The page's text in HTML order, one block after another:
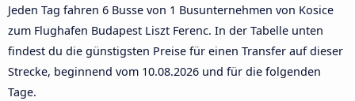
Jeden Tag fahren 6 Busse von 1 Busunternehmen von Kosice
zum Flughafen Budapest Liszt Ferenc. In der Tabelle unten
findest du die günstigsten Preise für einen Transfer auf dieser
Strecke, beginnend vom 10.08.2026 und für die folgenden
Tage.